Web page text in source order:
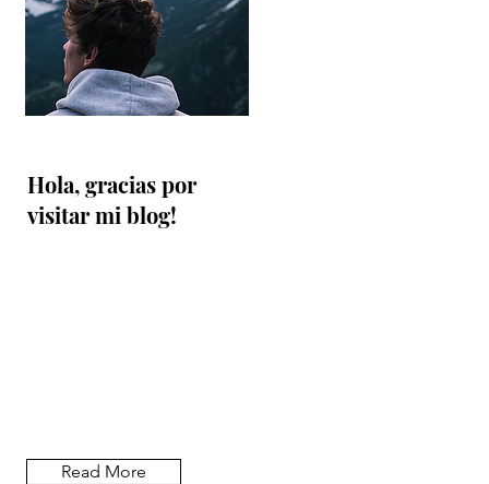
Hola, gracias por
visitar mi blog!
Read More